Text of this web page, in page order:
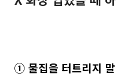
① 물집을 터트리지